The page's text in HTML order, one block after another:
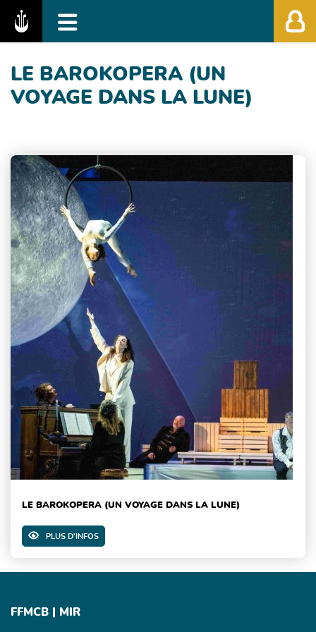
Fédération des Festivals de Musique
LE BAROKOPERA (UN
VOYAGE DANS LA LUNE)
LE BAROKOPERA (UN VOYAGE DANS LA LUNE)
PLUS D'INFOS
FFMCB | MIR